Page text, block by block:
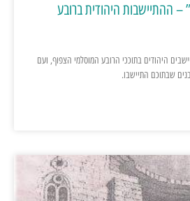
– ההתיישבות היהודית ברובע
היהודים בתוככי הרובע המוסלמי הצפוף, ועם
שבתוכם התיישבו.